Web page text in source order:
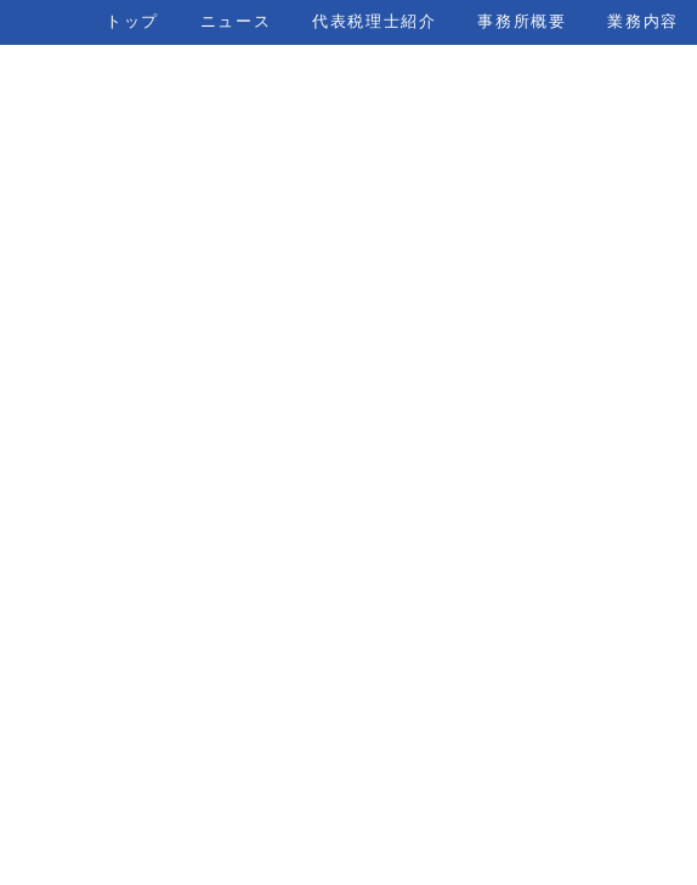
トップ ニュース 代表税理士紹介 事務所概要 業務内容